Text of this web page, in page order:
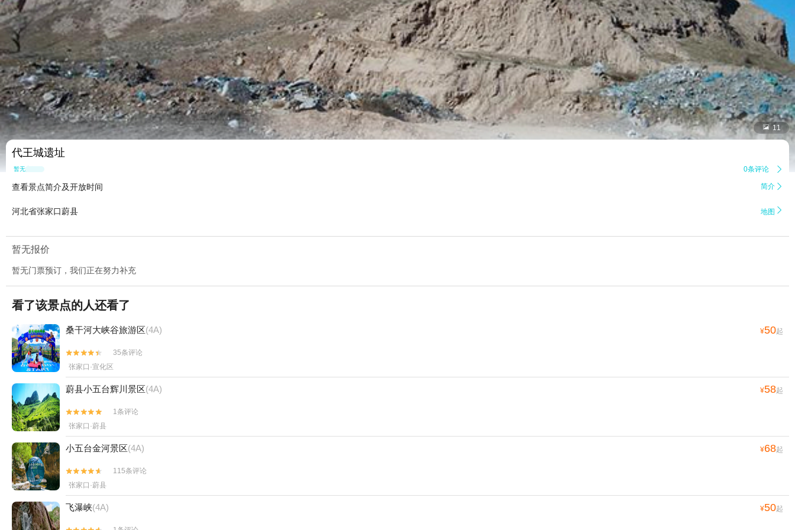
 11
代王城遗址
暂无点评 0条评论 
查看景点简介及开放时间 简介 
河北省张家口蔚县 地图 
暂无报价
暂无门票预订，我们正在努力补充
看了该景点的人还看了
桑干河大峡谷旅游区(4A) ¥50起


35条评论
张家口·宣化区
蔚县小五台辉川景区(4A) ¥58起


1条评论
张家口·蔚县
小五台金河景区(4A) ¥68起


115条评论
张家口·蔚县
飞瀑峡(4A) ¥50起